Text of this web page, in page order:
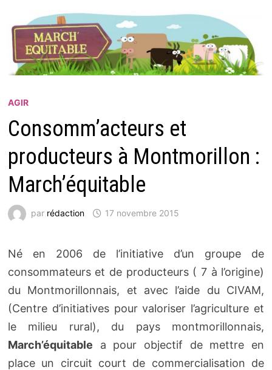
AGIR
Consomm’acteurs et
producteurs à Montmorillon :
March’équitable
par rédaction 17 novembre 2015
Né en 2006 de l’initiative d’un groupe de
consommateurs et de producteurs ( 7 à l’origine)
du Montmorillonnais, et avec l’aide du CIVAM,
(Centre d’initiatives pour valoriser l’agriculture et
le milieu rural), du pays montmorillonnais,
March’équitable a pour objectif de mettre en
place un circuit court de commercialisation de